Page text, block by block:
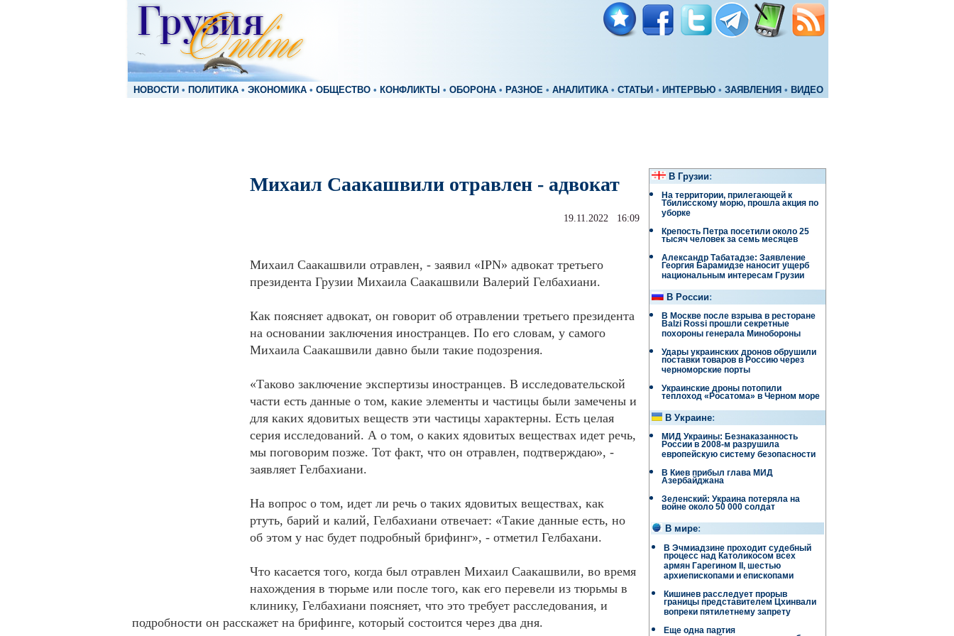
НОВОСТИ • ПОЛИТИКА • ЭКОНОМИКА • ОБЩЕСТВО • КОНФЛИКТЫ • ОБОРОНА • РАЗНОЕ • АНАЛИТИКА • СТАТЬИ • ИНТЕРВЬЮ • ЗАЯВЛЕНИЯ • ВИДЕО
Михаил Саакашвили отравлен - адвокат
19.11.2022 16:09
Михаил Саакашвили отравлен, - заявил «IPN» адвокат третьего
президента Грузии Михаила Саакашвили Валерий Гелбахиани.
Как поясняет адвокат, он говорит об отравлении третьего президента
на основании заключения иностранцев. По его словам, у самого
Михаила Саакашвили давно были такие подозрения.
«Таково заключение экспертизы иностранцев. В исследовательской
части есть данные о том, какие элементы и частицы были замечены и
для каких ядовитых веществ эти частицы характерны. Есть целая
серия исследований. А о том, о каких ядовитых веществах идет речь,
мы поговорим позже. Тот факт, что он отравлен, подтверждаю», -
заявляет Гелбахиани.
На вопрос о том, идет ли речь о таких ядовитых веществах, как
ртуть, барий и калий, Гелбахиани отвечает: «Такие данные есть, но
об этом у нас будет подробный брифинг», - отметил Гелбахани.
Что касается того, когда был отравлен Михаил Саакашвили, во время
нахождения в тюрьме или после того, как его перевели из тюрьмы в
клинику, Гелбахиани поясняет, что это требует расследования, и
подробности он расскажет на брифинге, который состоится через два дня.
В Грузии:
На территории, прилегающей к
Тбилисскому морю, прошла акция по
уборке
Крепость Петра посетили около 25
тысяч человек за семь месяцев
Александр Табатадзе: Заявление
Георгия Барамидзе наносит ущерб
национальным интересам Грузии
В России:
В Москве после взрыва в ресторане
Balzi Rossi прошли секретные
похороны генерала Минобороны
Удары украинских дронов обрушили
поставки товаров в Россию через
черноморские порты
Украинские дроны потопили
теплоход «Росатома» в Черном море
В Украине:
МИД Украины: Безнаказанность
России в 2008-м разрушила
европейскую систему безопасности
В Киев прибыл глава МИД
Азербайджана
Зеленский: Украина потеряла на
войне около 50 000 солдат
В мире:
В Эчмиадзине проходит судебный
процесс над Католикосом всех
армян Гарегином II, шестью
архиепископами и епископами
Кишинев расследует прорыв
границы представителем Цхинвали
вопреки пятилетнему запрету
Еще одна партия